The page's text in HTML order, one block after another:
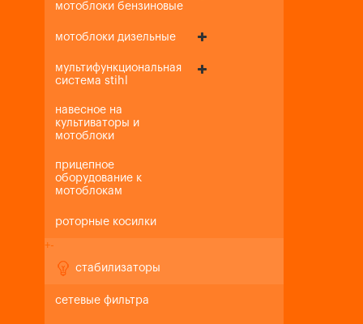
мотоблоки бензиновые
мотоблоки дизельные
мультифункциональная
система stihl
навесное на
культиваторы и
мотоблоки
прицепное
оборудование к
мотоблокам
роторные косилки
+-
стабилизаторы
сетевые фильтра